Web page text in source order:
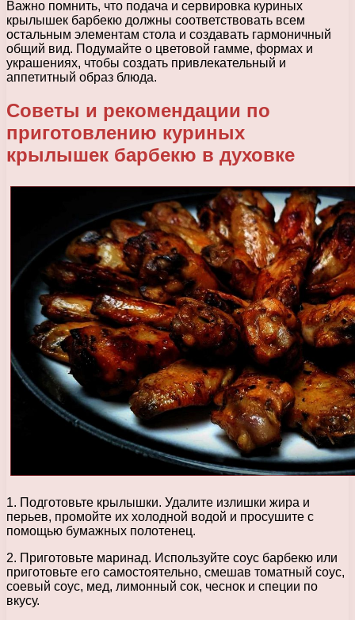
Важно помнить, что подача и сервировка куриных
крылышек барбекю должны соответствовать всем
остальным элементам стола и создавать гармоничный
общий вид. Подумайте о цветовой гамме, формах и
украшениях, чтобы создать привлекательный и
аппетитный образ блюда.
Советы и рекомендации по
приготовлению куриных
крылышек барбекю в духовке
1. Подготовьте крылышки. Удалите излишки жира и
перьев, промойте их холодной водой и просушите с
помощью бумажных полотенец.
2. Приготовьте маринад. Используйте соус барбекю или
приготовьте его самостоятельно, смешав томатный соус,
соевый соус, мед, лимонный сок, чеснок и специи по
вкусу.